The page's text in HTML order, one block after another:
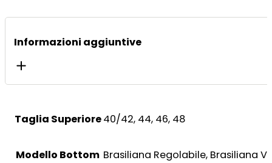
Informazioni aggiuntive
Taglia Superiore40/42, 44, 46, 48
Modello Bottom Brasiliana Regolabile, Brasiliana V,